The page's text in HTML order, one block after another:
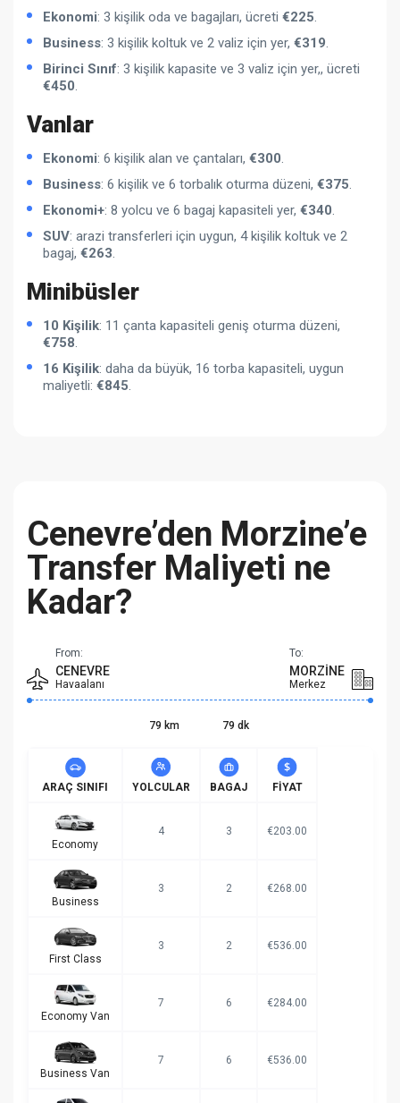
Ekonomi: 3 kişilik oda ve bagajları, ücreti €225.
Business: 3 kişilik koltuk ve 2 valiz için yer, €319.
Birinci Sınıf: 3 kişilik kapasite ve 3 valiz için yer,, ücreti
€450.
Vanlar
Ekonomi: 6 kişilik alan ve çantaları, €300.
Business: 6 kişilik ve 6 torbalık oturma düzeni, €375.
Ekonomi+: 8 yolcu ve 6 bagaj kapasiteli yer, €340.
SUV: arazi transferleri için uygun, 4 kişilik koltuk ve 2
bagaj, €263.
Minibüsler
10 Kişilik: 11 çanta kapasiteli geniş oturma düzeni,
€758.
16 Kişilik: daha da büyük, 16 torba kapasiteli, uygun
maliyetli: €845.
Cenevre’den Morzine’e
Transfer Maliyeti ne
Kadar?
From:
CENEVRE
Havaalanı
To:
MORZINE
Merkez
79 km 79 dk
ARAÇ SINIFI YOLCULAR BAGAJ FIYAT
Economy
4 3 €203.00
Business
3 2 €268.00
First Class
3 2 €536.00
Economy Van
7 6 €284.00
Business Van
7 6 €536.00